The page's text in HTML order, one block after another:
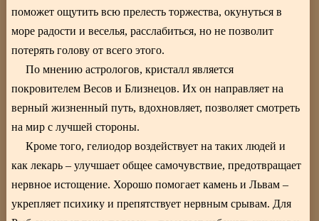
поможет ощутить всю прелесть торжества, окунуться в
море радости и веселья, расслабиться, но не позволит
потерять голову от всего этого.
По мнению астрологов, кристалл является
покровителем Весов и Близнецов. Их он направляет на
верный жизненный путь, вдохновляет, позволяет смотреть
на мир с лучшей стороны.
Кроме того, гелиодор воздействует на таких людей и
как лекарь – улучшает общее самочувствие, предотвращает
нервное истощение. Хорошо помогает камень и Львам –
укрепляет психику и препятствует нервным срывам. Для